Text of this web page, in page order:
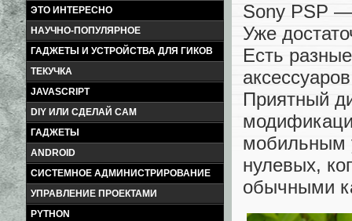
ЭТО ИНТЕРЕСНО
НАУЧНО-ПОПУЛЯРНОЕ
ГАДЖЕТЫ И УСТРОЙСТВА ДЛЯ ГИКОВ
ТЕКУЧКА
JAVASCRIPT
DIY ИЛИ СДЕЛАЙ САМ
ГАДЖЕТЫ
ANDROID
СИСТЕМНОЕ АДМИНИСТРИРОВАНИЕ
УПРАВЛЕНИЕ ПРОЕКТАМИ
PYTHON
Sony PSP —
Уже
Есть
Приятный
мобильным
нулевых,
обычными